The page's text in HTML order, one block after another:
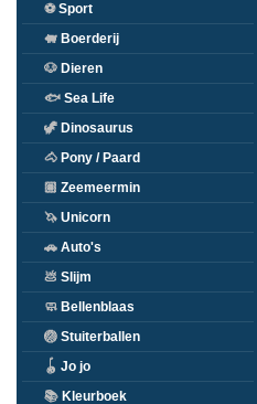
⚽Sport
🐖 Boerderij
🐶 Dieren
🐟 Sea Life
🦖 Dinosaurus
🐴 Pony / Paard
🏽 Zeemeermin
🦄 Unicorn
🚗 Auto's
💩 Slijm
🧼 Bellenblaas
🏐 Stuiterballen
🪀 Jo jo
📚 Kleurboek